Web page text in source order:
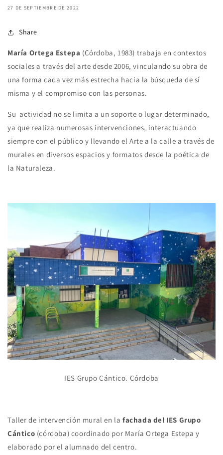
27 DE SEPTIEMBRE DE 2022
Share
María Ortega Estepa (Córdoba, 1983) trabaja en contextos
sociales a través del arte desde 2006, vinculando su obra de
una forma cada vez más estrecha hacia la búsqueda de sí
misma y el compromiso con las personas.
Su actividad no se limita a un soporte o lugar determinado,
ya que realiza numerosas intervenciones, interactuando
siempre con el público y llevando el Arte a la calle a través de
murales en diversos espacios y formatos desde la poética de
la Naturaleza.
IES Grupo Cántico. Córdoba
Taller de intervención mural en la fachada del IES Grupo
Cántico (córdoba) coordinado por María Ortega Estepa y
elaborado por el alumnado del centro.